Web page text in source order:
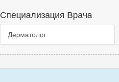
Специализация Врача
Дерматолог